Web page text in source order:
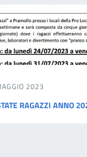
2023
RAGAZZI ANNO